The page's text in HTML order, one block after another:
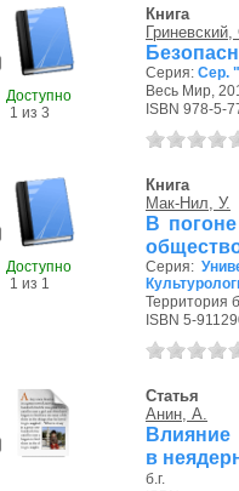
Доступно
1 из 3
Книга
Серия: Сер.
Весь Мир,
ISBN 978-5-
Доступно
1 из 1
Книга
Мак-Нил, У.
В
Серия:
Территория
ISBN 5-
Статья
Анин, А.
Влияние
в
б.г.